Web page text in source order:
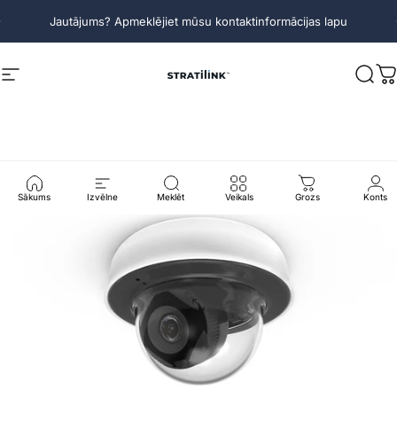
Jautājums? Apmeklējiet mūsu kontaktinformācijas lapu
Vietnes navigācija Stratilink
Sākums Izvēlne Meklēt Veikals Grozs Konts